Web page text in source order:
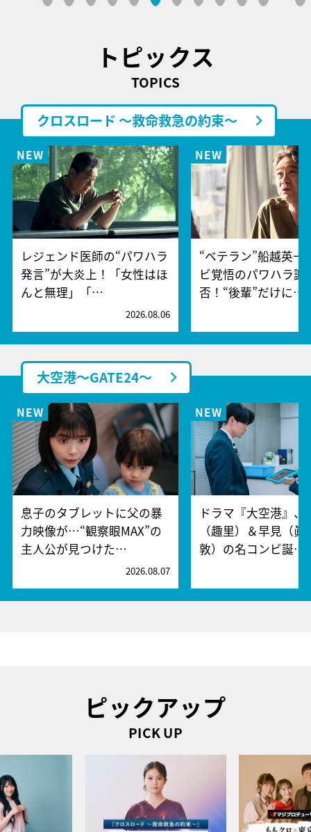
トピックス
TOPICS
クロスロード ～救命救急の約束～
レジェンド医師の“パワハラ
発言”が大炎上！「女性はほ
んと無理」「…
2026.08.06
“ベテラン”船越英一
ビ覚悟のパワハラ謝
否！“後輩”だけに…
大空港～GATE24～
息子のタブレットに父の暴
力映像が…“観察眼MAX”の
主人公が見つけた…
2026.08.07
ドラマ『大空港』、
（趣里）＆早見（眞
敦）の名コンビ誕…
ピックアップ
PICK UP